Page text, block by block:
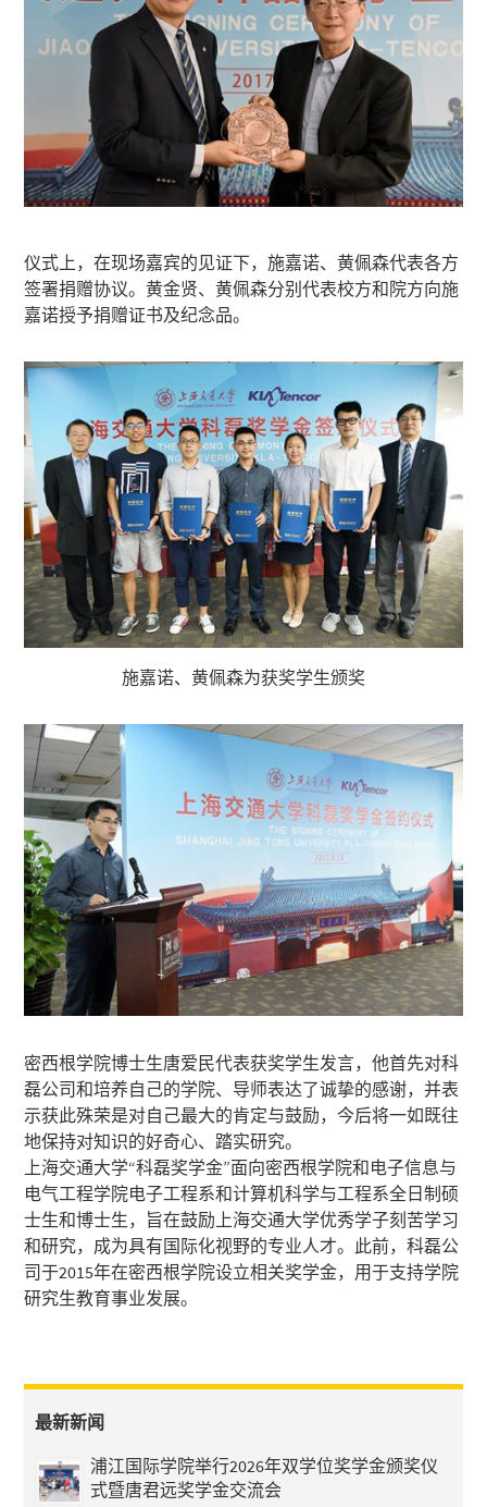
仪式上，在现场嘉宾的见证下，施嘉诺、黄佩森代表各方
签署捐赠协议。黄金贤、黄佩森分别代表校方和院方向施
嘉诺授予捐赠证书及纪念品。
施嘉诺、黄佩森为获奖学生颁奖
密西根学院博士生唐爱民代表获奖学生发言，他首先对科
磊公司和培养自己的学院、导师表达了诚挚的感谢，并表
示获此殊荣是对自己最大的肯定与鼓励，今后将一如既往
地保持对知识的好奇心、踏实研究。
上海交通大学“科磊奖学金”面向密西根学院和电子信息与
电气工程学院电子工程系和计算机科学与工程系全日制硕
士生和博士生，旨在鼓励上海交通大学优秀学子刻苦学习
和研究，成为具有国际化视野的专业人才。此前，科磊公
司于2015年在密西根学院设立相关奖学金，用于支持学院
研究生教育事业发展。
最新新闻
浦江国际学院举行2026年双学位奖学金颁奖仪
式暨唐君远奖学金交流会